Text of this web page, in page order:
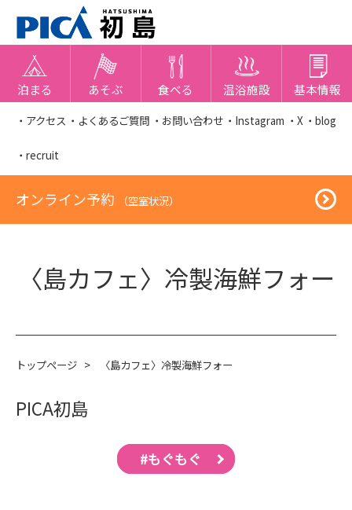
泊まる あそぶ 食べる 温浴施設 基本情報
・アクセス ・よくあるご質問 ・お問い合わせ ・Instagram ・X ・blog
・recruit
オンライン予約 （空室状況）
〈島カフェ〉冷製海鮮フォー
トップページ > 〈島カフェ〉冷製海鮮フォー
PICA初島
#もぐもぐ